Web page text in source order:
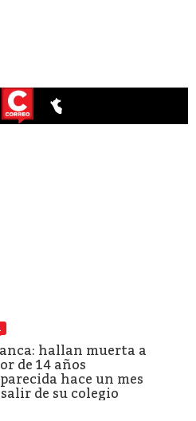
hallan muerta a
de 14 años
hace un mes
de su colegio